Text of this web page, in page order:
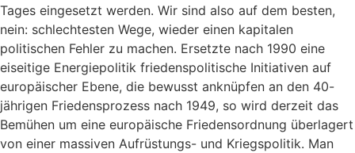
Tages eingesetzt werden. Wir sind also auf dem besten,
nein: schlechtesten Wege, wieder einen kapitalen
politischen Fehler zu machen. Ersetzte nach 1990 eine
eiseitige Energiepolitik friedenspolitische Initiativen auf
europäischer Ebene, die bewusst anknüpfen an den 40-
jährigen Friedensprozess nach 1949, so wird derzeit das
Bemühen um eine europäische Friedensordnung überlagert
von einer massiven Aufrüstungs- und Kriegspolitik. Man